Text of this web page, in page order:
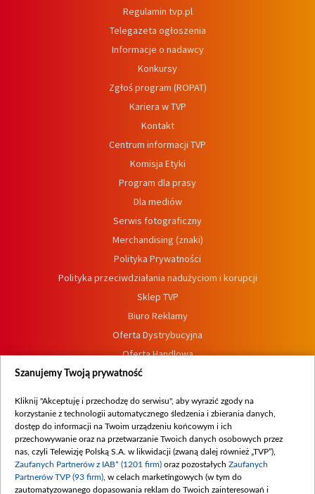
Regulamin tvp.pl
Telegazeta ogłoszenia
Informacje o nadawcy
Konkursy
Zgłoś program (ROPAT)
Kariera w TVP
Kontakt
Centrum informacji TVP
Komisja Etyki
Program dla prasy
Dla mediów
Serwis fotograficzny
Merchandising (znaki)
Polityka Prywatności
Polityka przeciwdziałania nadużyciom i korupcji
Sklep TVP
Biuro Reklamy
Oferta Dystrybucyjna
Oferta Handlowa
Dostępność
Procedura zgłoszeń wewnętrznych
Szanujemy Twoją prywatność
Kliknij "Akceptuję i przechodzę do serwisu", aby wyrazić zgody na
korzystanie z technologii automatycznego śledzenia i zbierania danych,
dostęp do informacji na Twoim urządzeniu końcowym i ich
przechowywanie oraz na przetwarzanie Twoich danych osobowych przez
nas, czyli Telewizję Polską S.A. w likwidacji (zwaną dalej również „TVP”),
Zaufanych Partnerów z IAB* (1201 firm) oraz pozostałych Zaufanych
Partnerów TVP (93 firm) , w celach marketingowych (w tym do
zautomatyzowanego dopasowania reklam do Twoich zainteresowań i